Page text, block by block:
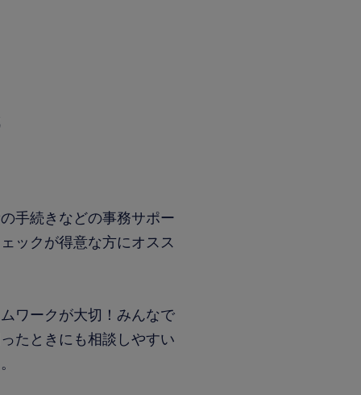
手続きなどの事務サポー
ックが得意な方にオスス
ワークが大切！みんなで
たときにも相談しやすい